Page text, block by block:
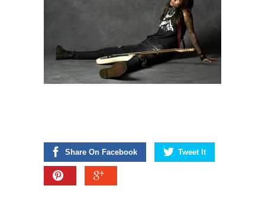
Share On Facebook Tweet It